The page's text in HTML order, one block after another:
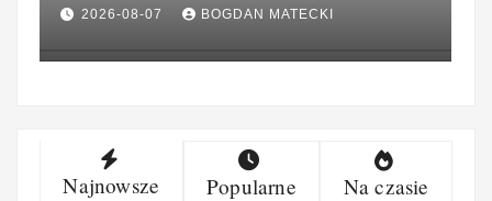
MATECKI 2026-08-07
Najnowsze Popularne Na czasie